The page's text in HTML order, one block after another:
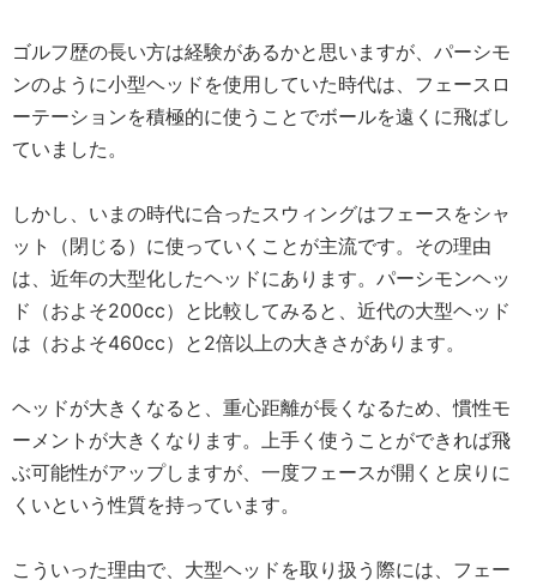
ゴルフ歴の長い方は経験があるかと思いますが、パーシモ
ンのように小型ヘッドを使用していた時代は、フェースロ
ーテーションを積極的に使うことでボールを遠くに飛ばし
ていました。
しかし、いまの時代に合ったスウィングはフェースをシャ
ット（閉じる）に使っていくことが主流です。その理由
は、近年の大型化したヘッドにあります。パーシモンヘッ
ド（およそ200cc）と比較してみると、近代の大型ヘッド
は（およそ460cc）と2倍以上の大きさがあります。
ヘッドが大きくなると、重心距離が長くなるため、慣性モ
ーメントが大きくなります。上手く使うことができれば飛
ぶ可能性がアップしますが、一度フェースが開くと戻りに
くいという性質を持っています。
こういった理由で、大型ヘッドを取り扱う際には、フェー